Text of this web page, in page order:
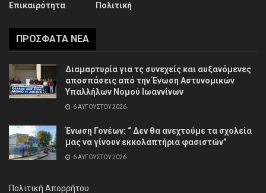
Επικαιρότητα
Πολιτική
ΠΡΌΣΦΑΤΑ ΝΈΑ
Διαμαρτυρία για τς συνεχείς και αυξανόμενες
αποσπάσεις από την Ένωση Αστυνομικών
Υπαλλήλων Νομού Ιωαννίνων
6 ΑΥΓΟΎΣΤΟΥ 2026
Ένωση Γονέων: “ Δεν θα ανεχτούμε τα σχολεία
μας να γίνουν εκκολαπτήρια φασιστών”
6 ΑΥΓΟΎΣΤΟΥ 2026
Πολιτική Απορρήτου